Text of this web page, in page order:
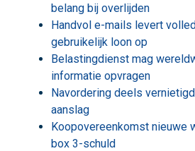
belang bij overlijden
Handvol e-mails levert
gebruikelijk loon op
Belastingdienst mag
informatie opvragen
Navordering deels
aanslag
Koopovereenkomst nieuwe
box 3-schuld